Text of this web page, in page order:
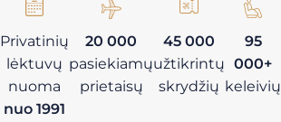
Privatinių
lėktuvų
nuoma
nuo 1991
20 000
pasiekiamų
prietaisų
45 000
užtikrintų
skrydžių
95
000+
keleivių